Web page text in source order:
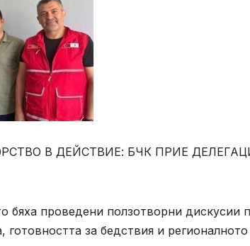
В ДЕЙСТВИЕ: БЧК ПРИЕ
бяха проведени ползотворни дискусии
готовността за бедствия и